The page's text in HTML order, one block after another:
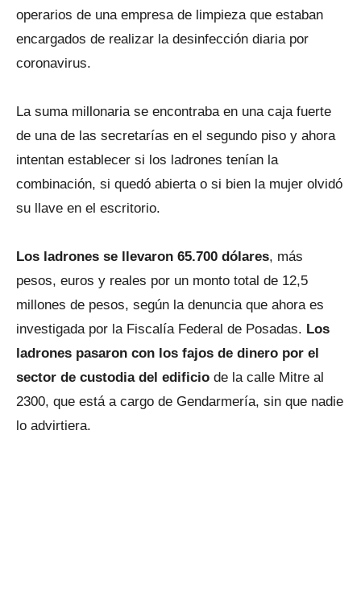
operarios de una empresa de limpieza que estaban
encargados de realizar la desinfección diaria por
coronavirus.
La suma millonaria se encontraba en una caja fuerte
de una de las secretarías en el segundo piso y ahora
intentan establecer si los ladrones tenían la
combinación, si quedó abierta o si bien la mujer olvidó
su llave en el escritorio.
Los ladrones se llevaron 65.700 dólares, más
pesos, euros y reales por un monto total de 12,5
millones de pesos, según la denuncia que ahora es
investigada por la Fiscalía Federal de Posadas. Los
ladrones pasaron con los fajos de dinero por el
sector de custodia del edificio de la calle Mitre al
2300, que está a cargo de Gendarmería, sin que nadie
lo advirtiera.